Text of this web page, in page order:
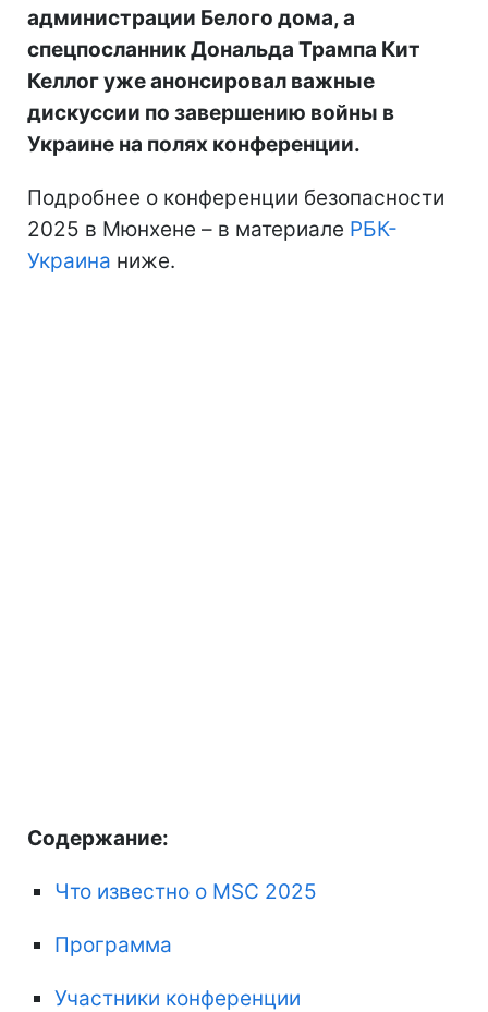
администрации Белого дома, а
спецпосланник Дональда Трампа Кит
Келлог уже анонсировал важные
дискуссии по завершению войны в
Украине на полях конференции.
Подробнее о конференции безопасности
2025 в Мюнхене – в материале РБК-
Украина ниже.
Содержание:
Что известно о MSC 2025
Программа
Участники конференции